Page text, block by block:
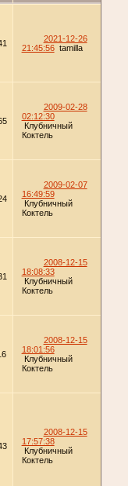
2021-12-26
21:45:56 tamilla
2009-02-28
02:12:30
Клубничный
Коктель
2009-02-07
16:49:59
Клубничный
Коктель
2008-12-15
18:08:33
Клубничный
Коктель
2008-12-15
18:01:56
Клубничный
Коктель
2008-12-15
17:57:38
Клубничный
Коктель